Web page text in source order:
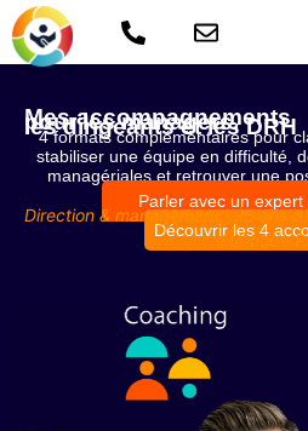
Mes accompagnements
pour les managers,
les dirigeants et les DRH
4 formats complémentaires pour
stabiliser une équipe en difficulté,
managériales et retrouver une
Parler avec un
Découvrir les 4
Direction & management : 25 ans
Méthode